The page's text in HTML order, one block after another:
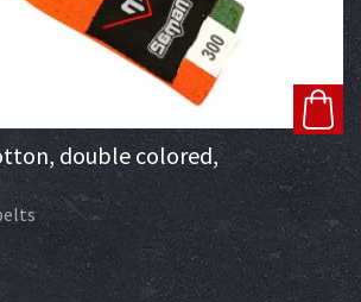
double colored,